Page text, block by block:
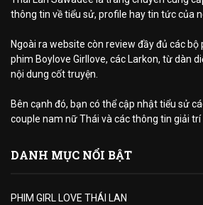
thông tin về tiểu sử, profile hay tin tức của
Ngoài ra website còn review đầy đủ các bộ
phim Boylove Girllove, các Larkon, từ dàn
nội dung cốt truyện.
Bên cạnh đó, bạn có thể cập nhật tiểu sử
couple nam nữ Thái và các thông tin giải trí
DANH MỤC NỔI BẬT
PHIM GIRL LOVE THÁI LAN